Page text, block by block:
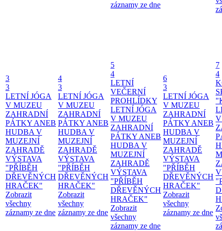
záznamy ze dne
3
3
LETNÍ JÓGA
V MUZEU
ZAHRADNÍ
PÁTKY ANEB
HUDBA V
MUZEJNÍ
ZAHRADĚ
VÝSTAVA
"PŘÍBĚH
DŘEVĚNÝCH
HRAČEK"
Zobrazit
všechny
záznamy ze dne
4
3
LETNÍ JÓGA
V MUZEU
ZAHRADNÍ
PÁTKY ANEB
HUDBA V
MUZEJNÍ
ZAHRADĚ
VÝSTAVA
"PŘÍBĚH
DŘEVĚNÝCH
HRAČEK"
Zobrazit
všechny
záznamy ze dne
5
4
LETNÍ
VEČERNÍ
PROHLÍDKY
LETNÍ JÓGA
V MUZEU
ZAHRADNÍ
PÁTKY ANEB
HUDBA V
MUZEJNÍ
ZAHRADĚ
VÝSTAVA
"PŘÍBĚH
DŘEVĚNÝCH
HRAČEK"
Zobrazit
všechny
záznamy ze dne
6
3
LETNÍ JÓGA
V MUZEU
ZAHRADNÍ
PÁTKY ANEB
HUDBA V
MUZEJNÍ
ZAHRADĚ
VÝSTAVA
"PŘÍBĚH
DŘEVĚNÝCH
HRAČEK"
Zobrazit
všechny
záznamy ze dne
7
4